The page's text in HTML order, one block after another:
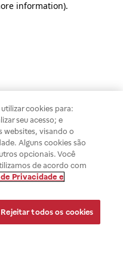
information).
cookies para:
seu acesso; e
websites, visando o
Alguns cookies são
opcionais. Você
de acordo com
Privacidade e
Rejeitar todos os cookies